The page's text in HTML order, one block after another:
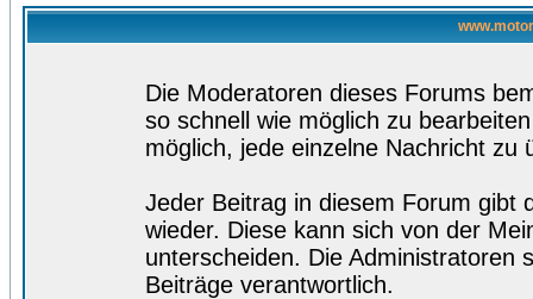
Die Moderatoren dieses Forums
so schnell wie möglich zu
möglich, jede einzelne Nachricht zu
Jeder Beitrag in diesem Forum gibt
wieder. Diese kann sich von der
unterscheiden. Die Administratoren
Beiträge verantwortlich.